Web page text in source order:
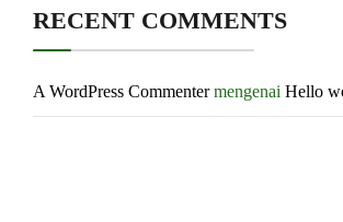
RECENT COMMENTS
A WordPress Commentermengenai Hello